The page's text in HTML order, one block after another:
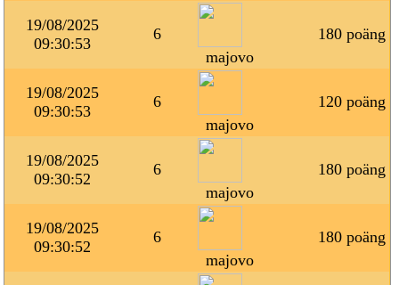
19/08/2025
09:30:53
6
majovo
180 poäng
19/08/2025
09:30:53
6
majovo
120 poäng
19/08/2025
09:30:52
6
majovo
180 poäng
19/08/2025
09:30:52
6
majovo
180 poäng